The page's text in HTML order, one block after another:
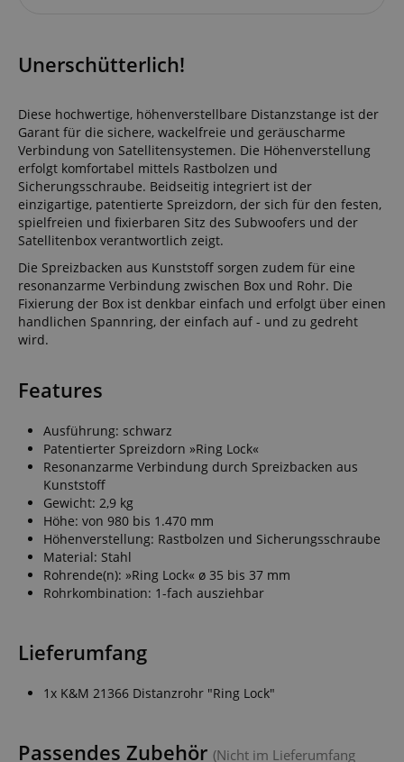
Unerschütterlich!
Diese hochwertige, höhenverstellbare Distanzstange ist der
Garant für die sichere, wackelfreie und geräuscharme
Verbindung von Satellitensystemen. Die Höhenverstellung
erfolgt komfortabel mittels Rastbolzen und
Sicherungsschraube. Beidseitig integriert ist der
einzigartige, patentierte Spreizdorn, der sich für den festen,
spielfreien und fixierbaren Sitz des Subwoofers und der
Satellitenbox verantwortlich zeigt.
Die Spreizbacken aus Kunststoff sorgen zudem für eine
resonanzarme Verbindung zwischen Box und Rohr. Die
Fixierung der Box ist denkbar einfach und erfolgt über einen
handlichen Spannring, der einfach auf - und zu gedreht
wird.
Features
Ausführung: schwarz
Patentierter Spreizdorn »Ring Lock«
Resonanzarme Verbindung durch Spreizbacken aus
Kunststoff
Gewicht: 2,9 kg
Höhe: von 980 bis 1.470 mm
Höhenverstellung: Rastbolzen und Sicherungsschraube
Material: Stahl
Rohrende(n): »Ring Lock« ø 35 bis 37 mm
Rohrkombination: 1-fach ausziehbar
Lieferumfang
1x K&M 21366 Distanzrohr "Ring Lock"
Passendes Zubehör (Nicht im Lieferumfang